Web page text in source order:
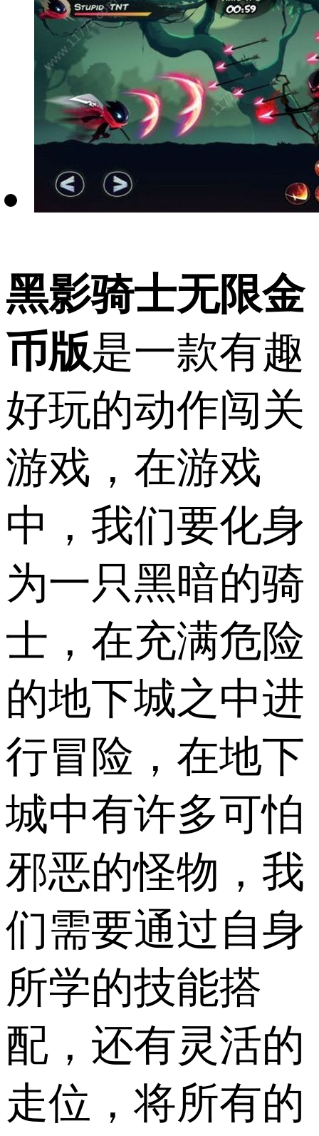
黑影骑士无限金
币版是一款有趣
好玩的动作闯关
游戏，在游戏
中，我们要化身
为一只黑暗的骑
士，在充满危险
的地下城之中进
行冒险，在地下
城中有许多可怕
邪恶的怪物，我
们需要通过自身
所学的技能搭
配，还有灵活的
走位，将所有的